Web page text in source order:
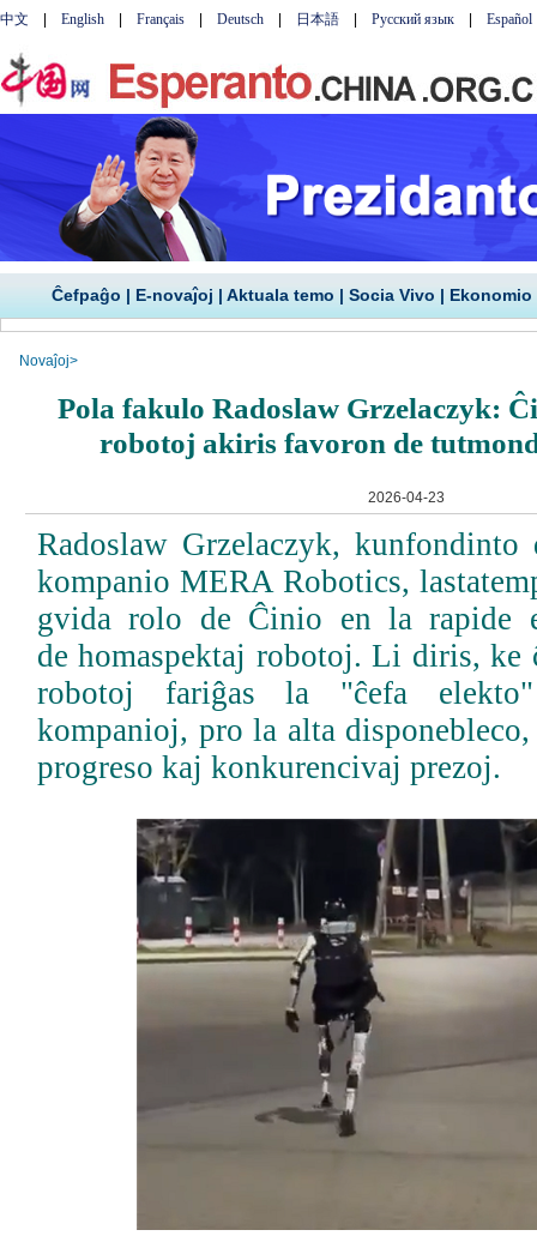
Ĉefpaĝo | E-novaĵoj | Aktuala temo | Socia Vivo | Ekonomio
Novaĵoj>
Pola fakulo Radoslaw Grzelaczyk:
robotoj akiris favoron de
2026-04-23
Radoslaw Grzelaczyk,
kompanio MERA Robotics,
gvida rolo de Ĉinio en la rapide
de homaspektaj robotoj. Li diris, ke
robotoj fariĝas la "ĉefa
kompanioj, pro la alta
progreso kaj konkurencivaj prezoj.